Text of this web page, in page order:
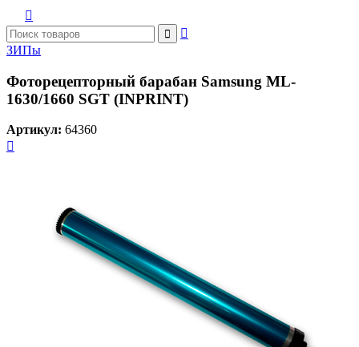



ЗИПы
Фоторецепторный барабан Samsung ML-
1630/1660 SGT (INPRINT)
Артикул: 64360
